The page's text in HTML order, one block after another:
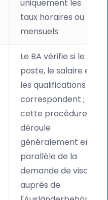
uniquement les
taux horaires ou
mensuels
Le BA vérifie si le
poste, le salaire et
les qualifications
correspondent ;
cette procédure se
déroule
généralement en
parallèle de la
demande de visa
auprès de